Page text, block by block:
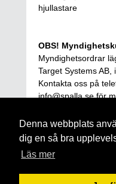
Denna webbplats
dig en så bra
Läs mer
hjullastare
OBS!
Myndighetsordrar
Target Systems AB,
Kontakta oss på
info@spalla.se för